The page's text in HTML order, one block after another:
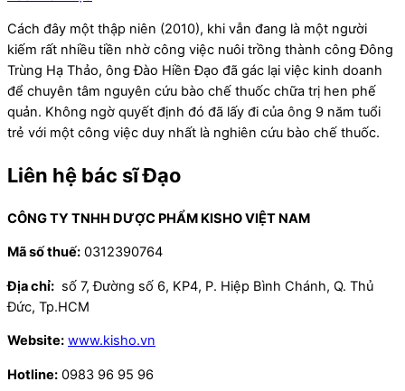
Cách đây một thập niên (2010), khi vẫn đang là một người
kiếm rất nhiều tiền nhờ công việc nuôi trồng thành công Đông
Trùng Hạ Thảo, ông Đào Hiền Đạo đã gác lại việc kinh doanh
để chuyên tâm nguyên cứu bào chế thuốc chữa trị hen phế
quản. Không ngờ quyết định đó đã lấy đi của ông 9 năm tuổi
trẻ với một công việc duy nhất là nghiên cứu bào chế thuốc.
Liên hệ bác sĩ Đạo
CÔNG TY TNHH DƯỢC PHẨM KISHO VIỆT NAM
Mã số thuế: 0312390764
Địa chỉ: số 7, Đường số 6, KP4, P. Hiệp Bình Chánh, Q. Thủ
Đức, Tp.HCM
Website: www.kisho.vn
Hotline: 0983 96 95 96